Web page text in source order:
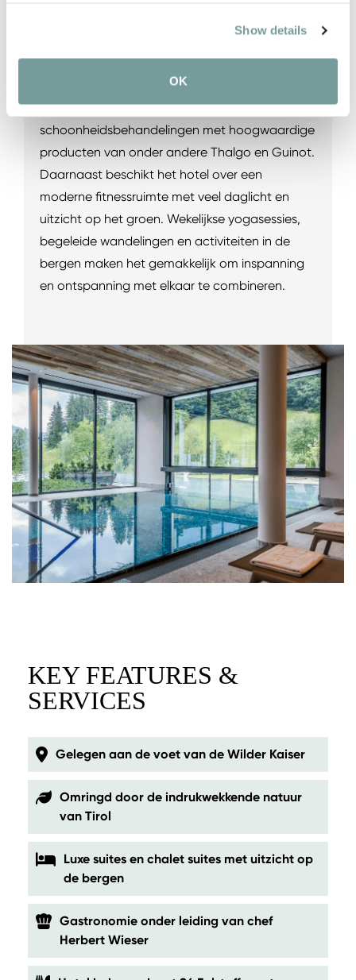
Show details
OK
op de bergen en nodigt uit om even helemaal
niets te doen. Wie extra ontspanning zoekt, kan
terecht voor massages en
schoonheidsbehandelingen met hoogwaardige
producten van onder andere Thalgo en Guinot.
Daarnaast beschikt het hotel over een
moderne fitnessruimte met veel daglicht en
uitzicht op het groen. Wekelijkse yogasessies,
begeleide wandelingen en activiteiten in de
bergen maken het gemakkelijk om inspanning
en ontspanning met elkaar te combineren.
KEY FEATURES &
SERVICES
Gelegen aan de voet van de Wilder Kaiser
Omringd door de indrukwekkende natuur
van Tirol
Luxe suites en chalet suites met uitzicht op
de bergen
Gastronomie onder leiding van chef
Herbert Wieser